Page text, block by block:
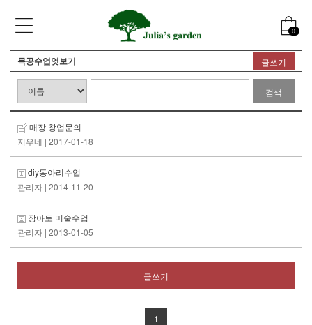
0
목공수업엿보기 글쓰기
검색
매장 창업문의
지우네 | 2017-01-18
diy동아리수업
관리자 | 2014-11-20
장아토 미술수업
관리자 | 2013-01-05
글쓰기
1